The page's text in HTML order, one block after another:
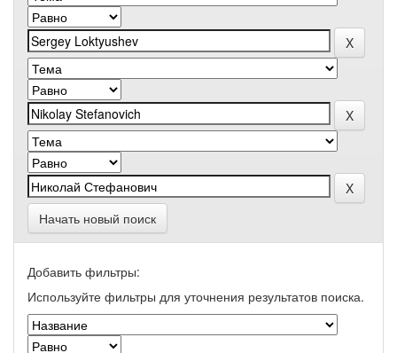
Начать новый поиск
Добавить фильтры:
Используйте фильтры для уточнения результатов поиска.